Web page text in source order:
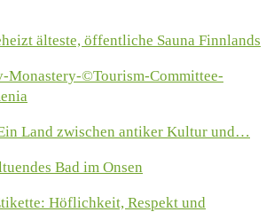
älteste, öffentliche Sauna Finnlands
Land zwischen antiker Kultur und…
Höflichkeit, Respekt und